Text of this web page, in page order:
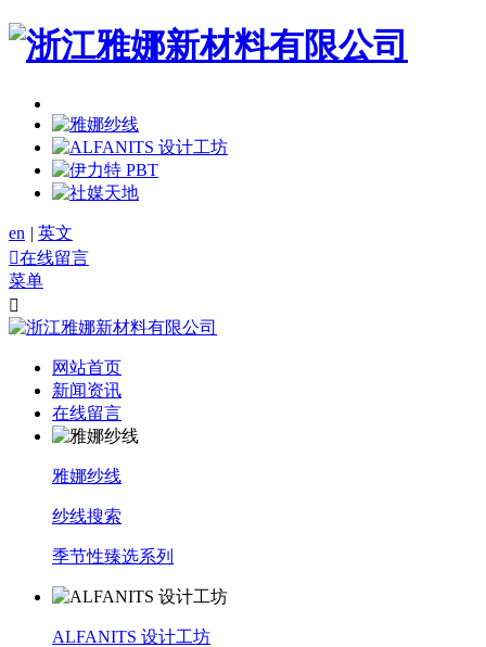
en | 英文
在线留言
菜单

网站首页
新闻资讯
在线留言
雅娜纱线
纱线搜索
季节性臻选系列
ALFANITS 设计工坊